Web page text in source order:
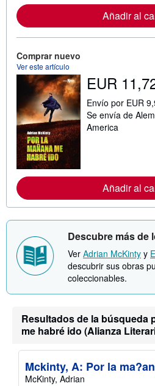
Añadir al
Comprar nuevo
Ver este artículo
EUR
Envío por EUR
Se envía de
America
Añadir al
Descubre más de
Ver Adrian McKinty y
descubrir sus obras
coleccionables.
Resultados de la búsqueda
me habré ido (Alianza
Mckinty, A: Por la
McKinty, Adrian